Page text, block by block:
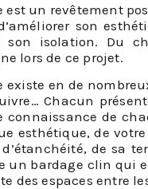
est un revêtement
son
son isolation. Du
lors de ce projet.
existe en de
Chacun
connaissance de
esthétique, de
de sa
un bardage clin qui
des espaces entre